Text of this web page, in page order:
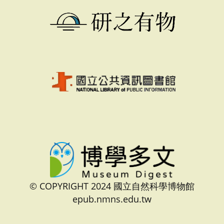
© COPYRIGHT 2024 國立自然科學博物館
epub.nmns.edu.tw